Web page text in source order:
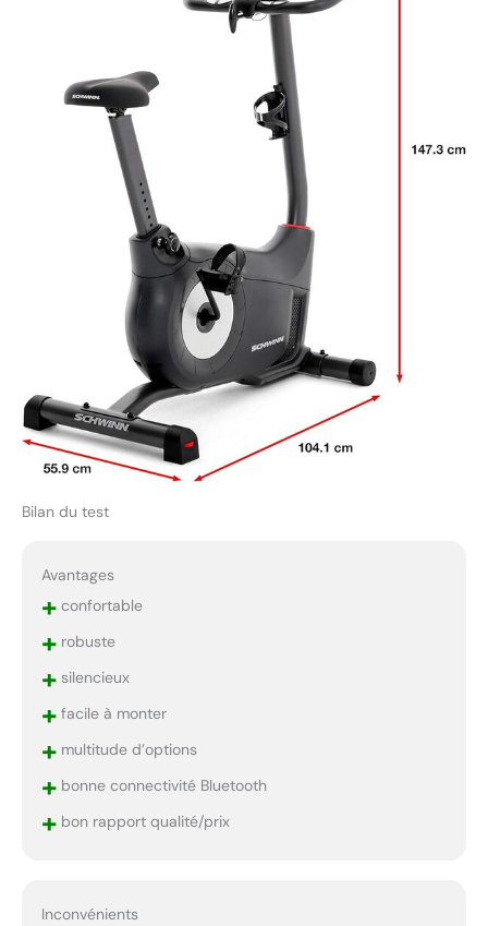
Bilan du test
Avantages
+confortable
+robuste
+silencieux
+facile à monter
+multitude d’options
+bonne connectivité Bluetooth
+bon rapport qualité/prix
Inconvénients